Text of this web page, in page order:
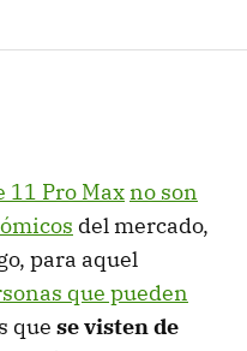
11 Pro Maxno son
del mercado,
para aquel
que pueden
que se visten de